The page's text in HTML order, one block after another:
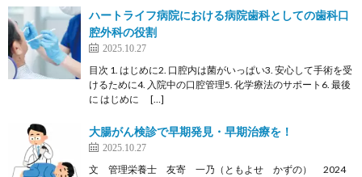
ハートライフ病院における病院歯科としての歯科口
腔外科の役割
2025.10.27
目次 1. はじめに2. 口腔内は菌がいっぱい3. 安心して手術を受
けるために4. 入院中の口腔管理5. 化学療法のサポート6. 最後
に はじめに […]
大腸がん検診で早期発見・早期治療を！
2025.10.27
文 管理栄養士 友寄 一乃（ともよせ かずの） 2024